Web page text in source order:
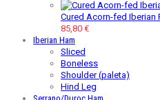
Cured Acorn-fed Iberian
85,80 €
Iberian Ham
Sliced
Boneless
Shoulder (paleta)
Hind Leg